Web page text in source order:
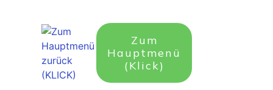
Zum
Hauptmenü
(Klick)